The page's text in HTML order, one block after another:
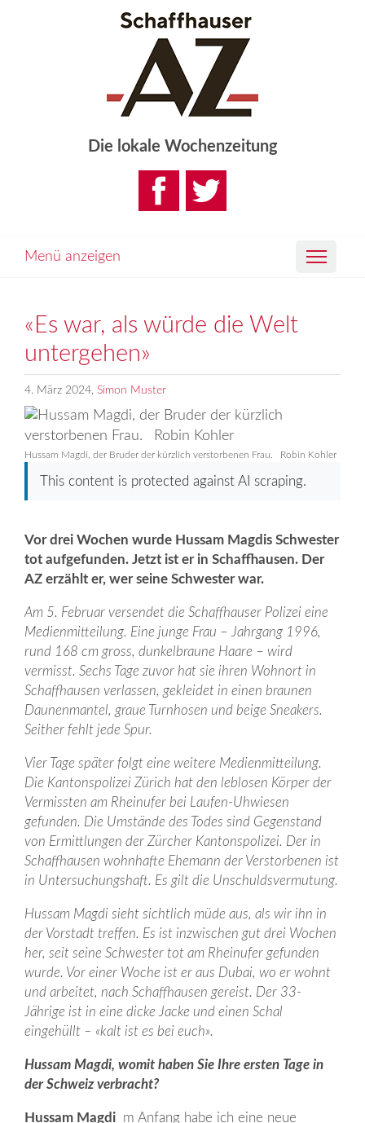
Die lokale Wochenzeitung
Menü anzeigen
«Es war, als würde die Welt
untergehen»
4. März 2024, Simon Muster
Hussam Magdi, der Bruder der kürzlich verstorbenen Frau. Robin Kohler
This content is protected against AI scraping.
Vor drei Wochen wurde Hussam Magdis Schwester
tot aufgefunden. Jetzt ist er in Schaffhausen. Der
AZ erzählt er, wer seine Schwester war.
Am 5. Februar versendet die Schaffhauser Polizei eine
Medienmitteilung. Eine junge Frau – Jahrgang 1996,
rund 168 cm gross, dunkelbraune Haare – wird
vermisst. Sechs Tage zuvor hat sie ihren Wohnort in
Schaffhausen verlassen, gekleidet in einen braunen
Daunenmantel, graue Turnhosen und beige Sneakers.
Seither fehlt jede Spur.
Vier Tage später folgt eine weitere Medienmitteilung.
Die Kantonspolizei Zürich hat den leblosen Körper der
Vermissten am Rheinufer bei Laufen-Uhwiesen
gefunden. Die Umstände des Todes sind Gegenstand
von Ermittlungen der Zürcher Kantonspolizei. Der in
Schaffhausen wohnhafte Ehemann der Verstorbenen ist
in Untersuchungshaft. Es gilt die Unschuldsvermutung.
Hussam Magdi sieht sichtlich müde aus, als wir ihn in
der Vorstadt treffen. Es ist inzwischen gut drei Wochen
her, seit seine Schwester tot am Rheinufer gefunden
wurde. Vor einer Woche ist er aus Dubai, wo er wohnt
und arbeitet, nach Schaffhausen gereist. Der 33-
Jährige ist in eine dicke Jacke und einen Schal
eingehüllt – «kalt ist es bei euch».
Hussam Magdi, womit haben Sie Ihre ersten Tage in
der Schweiz verbracht?
Hussam Magdi m Anfang habe ich eine neue